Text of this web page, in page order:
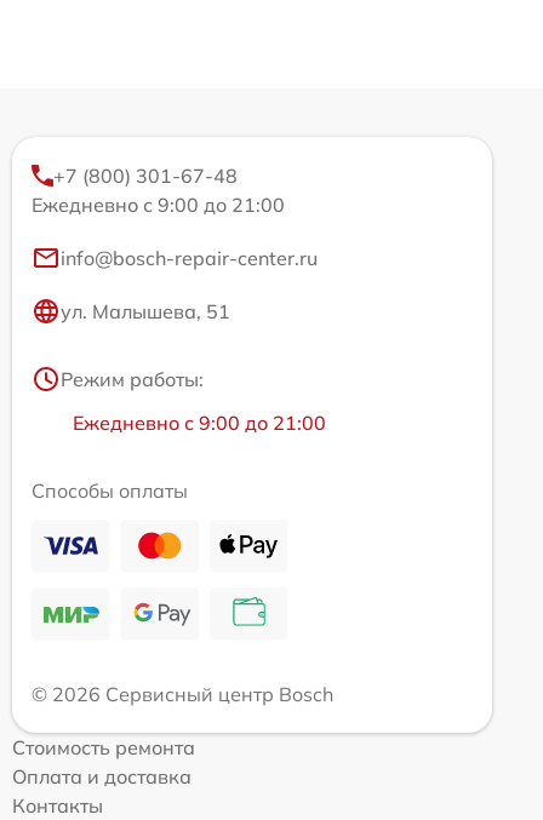
+7 (800) 301-67-48
Ежедневно с 9:00 до 21:00
info@bosch-repair-center.ru
ул. Малышева, 51
Режим работы:
Ежедневно с 9:00 до 21:00
Способы оплаты
© 2026 Сервисный центр Bosch
Стоимость ремонта
Оплата и доставка
Контакты